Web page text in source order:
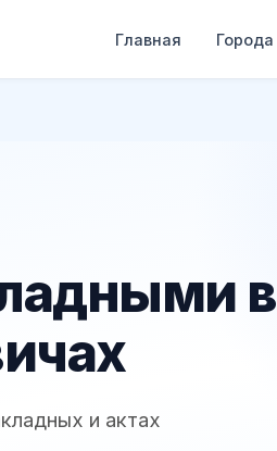
Главная Города
в
и актах